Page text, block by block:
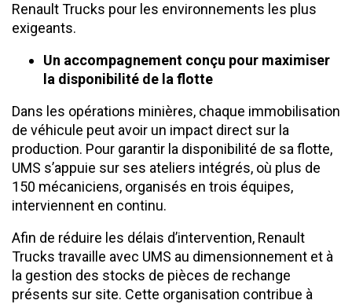
Renault Trucks pour les environnements les plus
exigeants.
Un accompagnement conçu pour maximiser
la disponibilité de la flotte
Dans les opérations minières, chaque immobilisation
de véhicule peut avoir un impact direct sur la
production. Pour garantir la disponibilité de sa flotte,
UMS s’appuie sur ses ateliers intégrés, où plus de
150 mécaniciens, organisés en trois équipes,
interviennent en continu.
Afin de réduire les délais d’intervention, Renault
Trucks travaille avec UMS au dimensionnement et à
la gestion des stocks de pièces de rechange
présents sur site. Cette organisation contribue à